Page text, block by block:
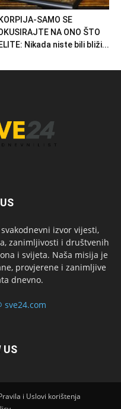
SAMO SE
NA ONO ŠTO
Nikada niste bili bliži...
izvor vijesti,
zanimljivosti i društvenih
i svijeta. Naša misija je
provjerene i zanimljive
dnevno.
sve24.com
US
i Uslovi korištenja